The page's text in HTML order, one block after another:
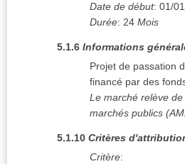
Date de début: 01/
Durée: 24 Mois
5.1.6 Informations
Projet de passation
financé par des
Le marché relève
marchés publics
5.1.10 Critères
Critère: